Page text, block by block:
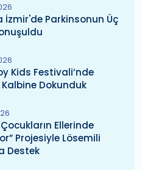
İzmir'de Parkinsonun Üç
Kids Festivali’nde
Dokunduk
Ellerinde
Projesiyle Lösemili
Destek